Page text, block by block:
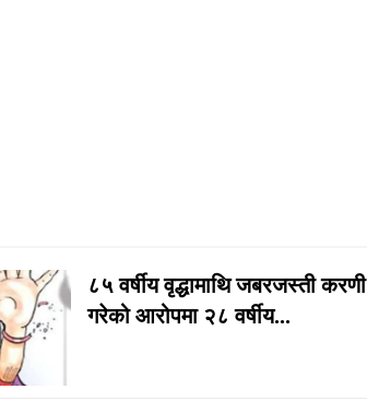
८५ वर्षीय वृद्धामाथि जबरजस्ती करणी
गरेको आरोपमा २८ वर्षीय...